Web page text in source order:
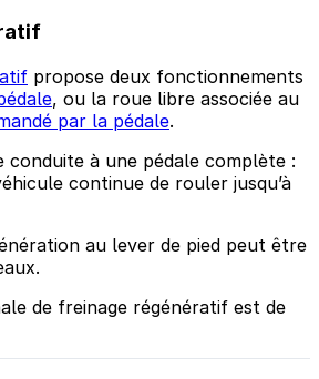
propose deux fonctionnements
, ou la roue libre associée au
par la pédale.
conduite à une pédale complète :
continue de rouler jusqu’à
au lever de pied peut être
de freinage régénératif est de